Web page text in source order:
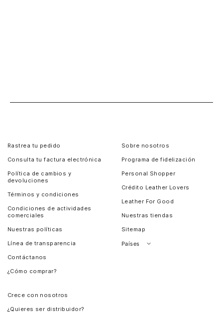
Rastrea tu pedido
Consulta tu factura electrónica
Política de cambios y
devoluciones
Términos y condiciones
Condiciones de actividades
comerciales
Nuestras políticas
Línea de transparencia
Contáctanos
¿Cómo comprar?
Sobre nosotros
Programa de fidelización
Personal Shopper
Crédito Leather Lovers
Leather For Good
Nuestras tiendas
Sitemap
Países
Crece con nosotros
¿Quieres ser distribuidor?